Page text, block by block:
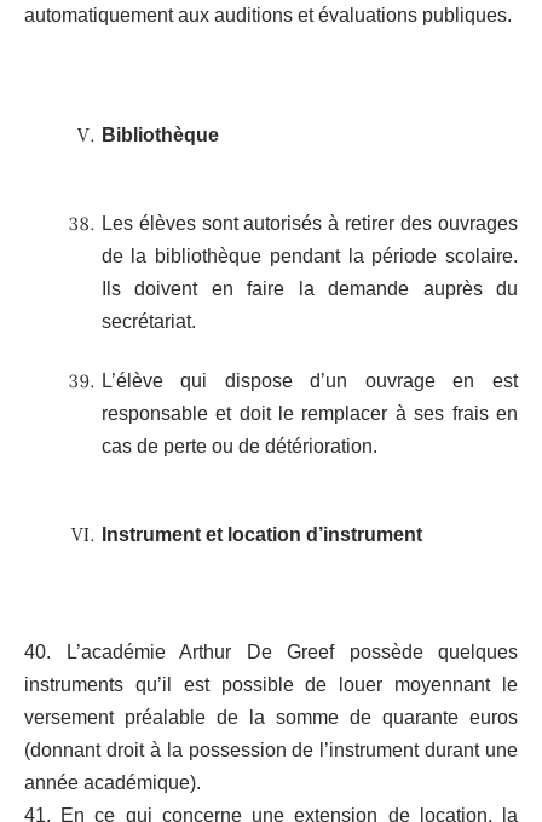
automatiquement aux auditions et évaluations publiques.
Bibliothèque
Les élèves sont autorisés à retirer des ouvrages
de la bibliothèque pendant la période scolaire.
Ils doivent en faire la demande auprès du
secrétariat.
L’élève qui dispose d’un ouvrage en est
responsable et doit le remplacer à ses frais en
cas de perte ou de détérioration.
Instrument et location d’instrument
40. L’académie Arthur De Greef possède quelques
instruments qu’il est possible de louer moyennant le
versement préalable de la somme de quarante euros
(donnant droit à la possession de l’instrument durant une
année académique).
41. En ce qui concerne une extension de location, la